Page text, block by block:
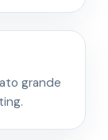
grande